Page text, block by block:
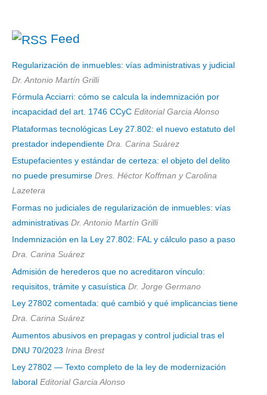
Feed
Regularización de inmuebles: vías administrativas y judicial
Dr. Antonio Martín Grilli
Fórmula Acciarri: cómo se calcula la indemnización por
incapacidad del art. 1746 CCyC Editorial Garcia Alonso
Plataformas tecnológicas Ley 27.802: el nuevo estatuto del
prestador independiente Dra. Carina Suárez
Estupefacientes y estándar de certeza: el objeto del delito
no puede presumirse Dres. Héctor Koffman y Carolina
Lazetera
Formas no judiciales de regularización de inmuebles: vías
administrativas Dr. Antonio Martín Grilli
Indemnización en la Ley 27.802: FAL y cálculo paso a paso
Dra. Carina Suárez
Admisión de herederos que no acreditaron vínculo:
requisitos, trámite y casuística Dr. Jorge Germano
Ley 27802 comentada: qué cambió y qué implicancias tiene
Dra. Carina Suárez
Aumentos abusivos en prepagas y control judicial tras el
DNU 70/2023 Irina Brest
Ley 27802 — Texto completo de la ley de modernización
laboral Editorial Garcia Alonso